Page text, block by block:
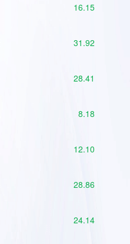
16.15
31.92
28.41
8.18
12.10
28.86
24.14